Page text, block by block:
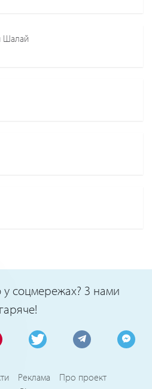
Шалай
соцмережах? З нами
гаряче!
Реклама
Про проект